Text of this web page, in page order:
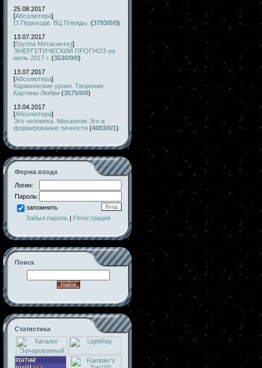
25.08.2017
[Абсолютера]
О Переходе. ВЦ Плеяды. (3793/0/0)
13.07.2017
[Группа Метасинтез]
ЭНЕРГЕТИЧЕСКИЙ ПРОГНОЗ на
июль 2017 г. (3530/0/0)
13.07.2017
[Абсолютера]
Кармические уроки. Творение
Картины Любви (3575/0/0)
13.04.2017
[Абсолютера]
Эго человека. Механизм Эго и
формирование личности (4083/0/1)
Форма входа
Логин:
Пароль:
запомнить
Забыл пароль | Регистрация
Поиск
Статистика